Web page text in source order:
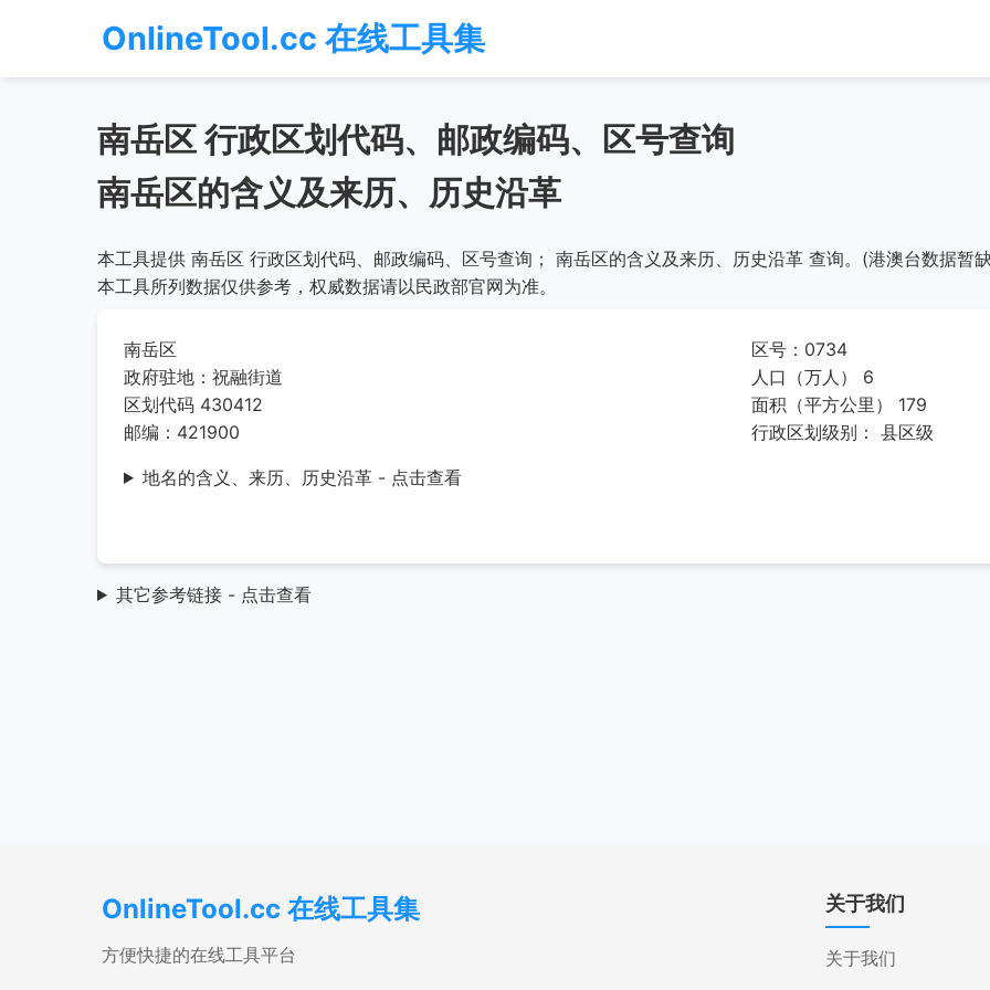
OnlineTool.cc 在线工具集
南岳区 行政区划代码、邮政编码、区号查询
南岳区的含义及来历、历史沿革
本工具提供 南岳区 行政区划代码、邮政编码、区号查询； 南岳区的含义及来历、历史沿革 查询。(港澳台数据暂
本工具所列数据仅供参考，权威数据请以民政部官网为准。
南岳区
政府驻地：祝融街道
区划代码 430412
邮编：421900
区号：0734
人口（万人） 6
面积（平方公里） 179
行政区划级别： 县区级
地名的含义、来历、历史沿革 - 点击查看
其它参考链接 - 点击查看
OnlineTool.cc 在线工具集
方便快捷的在线工具平台
关于我们
关于我们